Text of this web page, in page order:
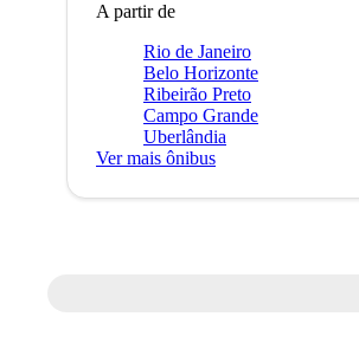
A partir de
Rio de Janeiro
Belo Horizonte
Ribeirão Preto
Campo Grande
Uberlândia
Ver mais ônibus